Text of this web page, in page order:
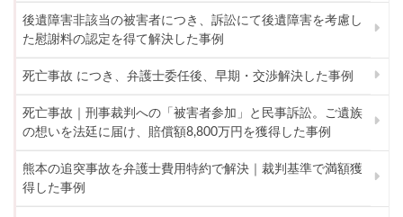
後遺障害非該当の被害者につき、訴訟にて後遺障害を考慮し
た慰謝料の認定を得て解決した事例
死亡事故 につき、弁護士委任後、早期・交渉解決した事例
死亡事故｜刑事裁判への「被害者参加」と民事訴訟。ご遺族
の想いを法廷に届け、賠償額8,800万円を獲得した事例
熊本の追突事故を弁護士費用特約で解決｜裁判基準で満額獲
得した事例